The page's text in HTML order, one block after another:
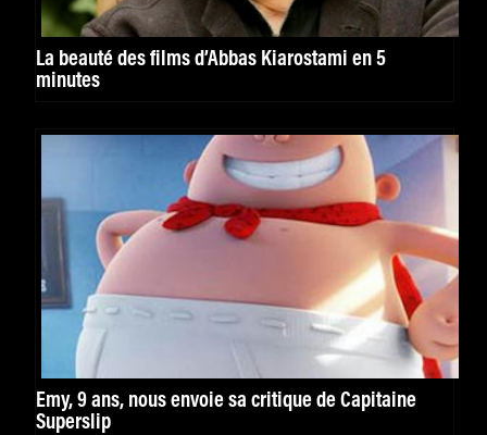
La beauté des films d’Abbas Kiarostami en 5
minutes
Emy, 9 ans, nous envoie sa critique de Capitaine
Superslip